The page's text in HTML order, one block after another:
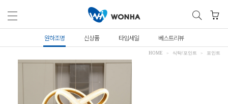
원하조명 신상품 타임세일 베스트리뷰
HOME 식탁/포인트 포인트